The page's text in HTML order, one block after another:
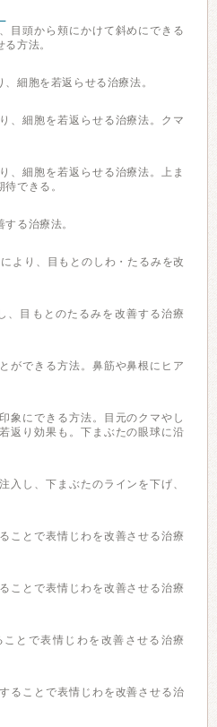
目頭から頬にかけて斜めにできる
方法。
細胞を若返らせる治療法。
、細胞を若返らせる治療法。クマ
、細胞を若返らせる治療法。上ま
できる。
る治療法。
より、目もとのしわ・たるみを改
、目もとのたるみを改善する治療
ができる方法。鼻筋や鼻根にヒア
象にできる方法。目元のクマやし
返り効果も。下まぶたの眼球に沿
入し、下まぶたのラインを下げ、
ことで表情じわを改善させる治療
ことで表情じわを改善させる治療
とで表情じわを改善させる治療
ることで表情じわを改善させる治